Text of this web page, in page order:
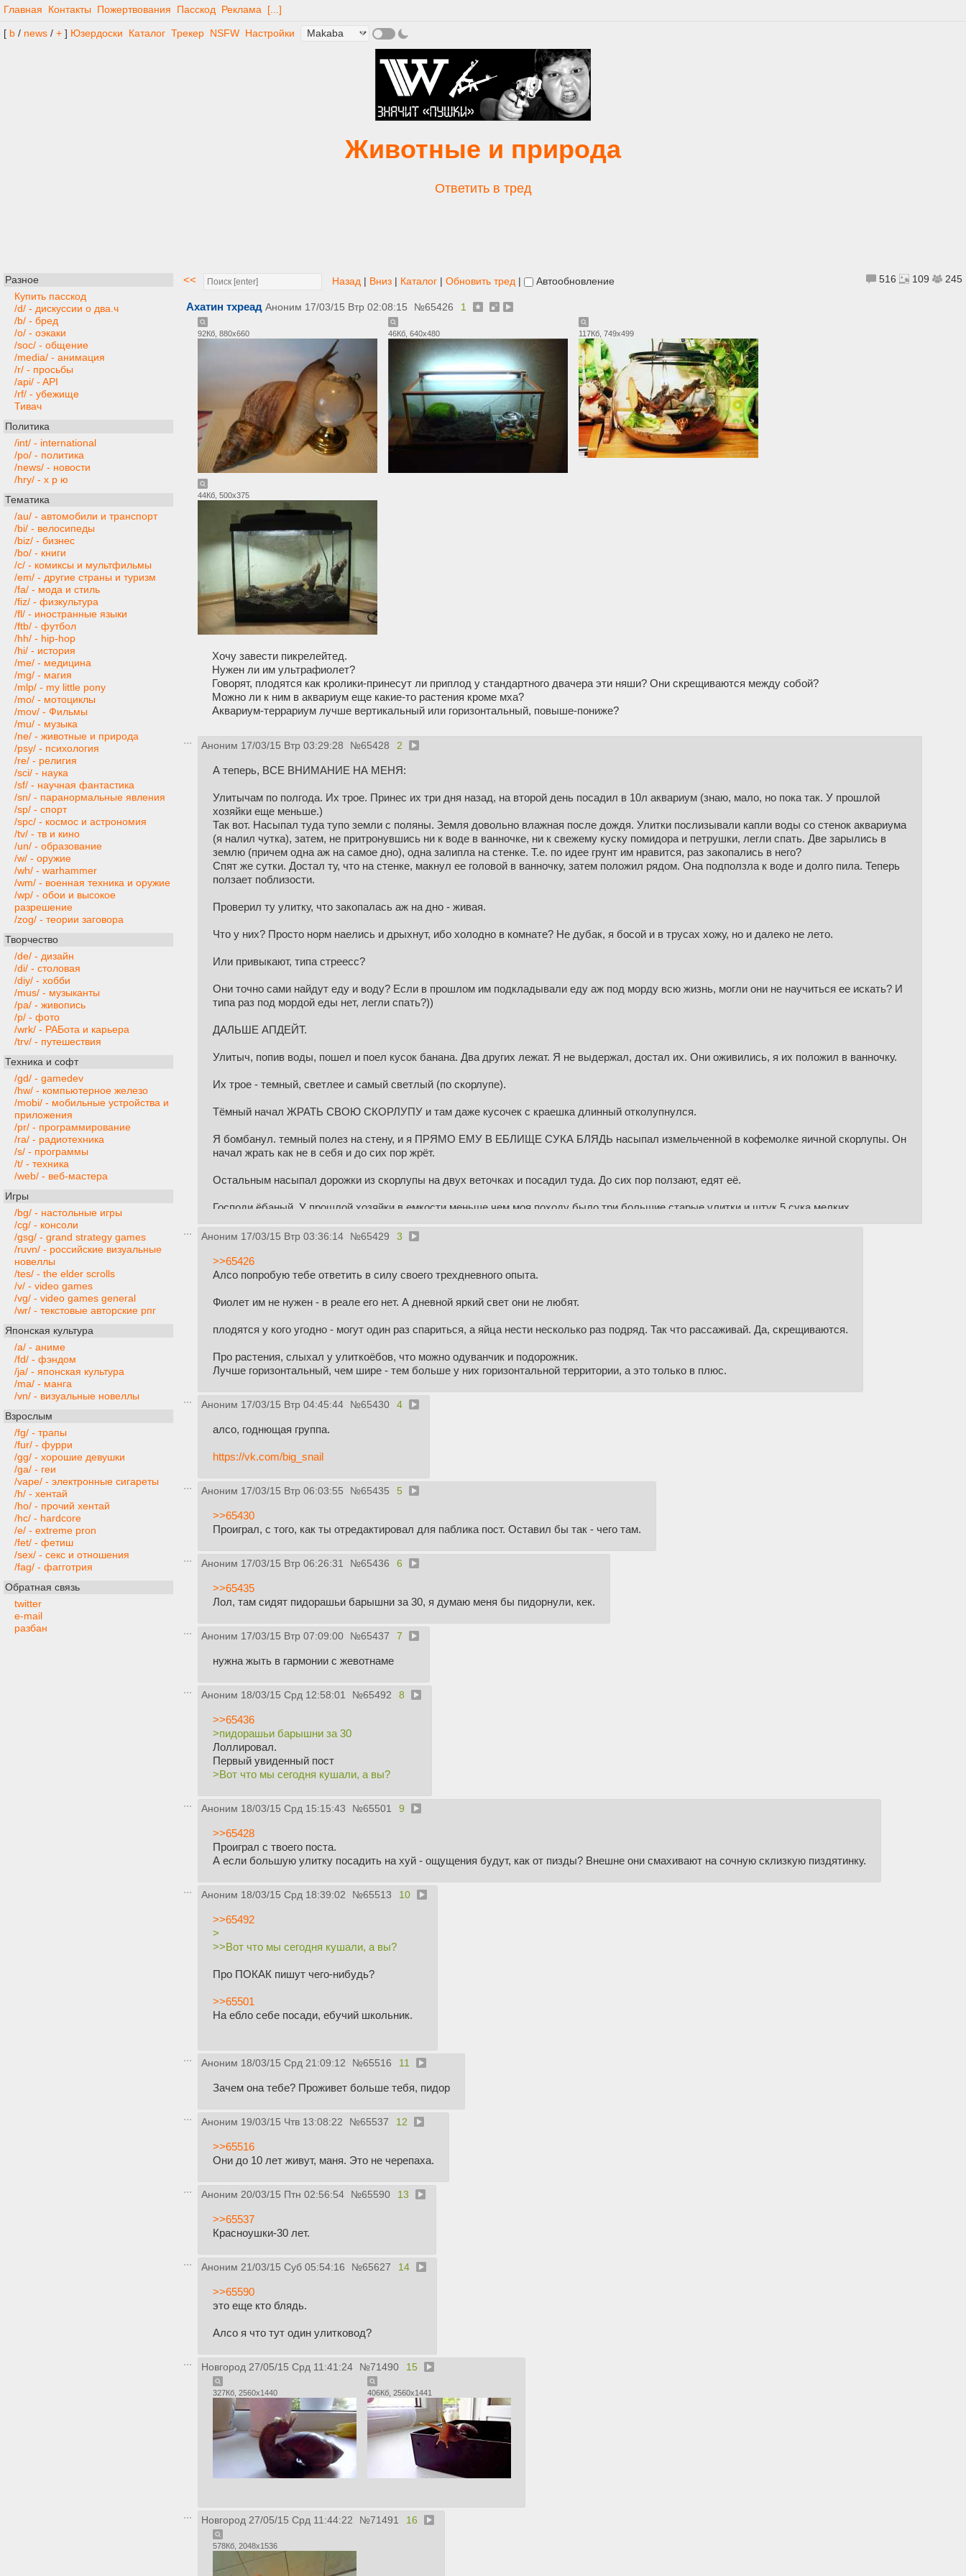
Главная Контакты Пожертвования Пасскод Реклама [...]
[ b / news / + ] Юзердоски Каталог Трекер NSFW Настройки
Животные и природа
Ответить в тред
Разное
Купить пасскод
/d/ - дискуссии о два.ч
/b/ - бред
/o/ - оэкаки
/soc/ - общение
/media/ - анимация
/r/ - просьбы
/api/ - API
/rf/ - убежище
Тивач
Политика
/int/ - international
/po/ - политика
/news/ - новости
/hry/ - х р ю
Тематика
/au/ - автомобили и транспорт
/bi/ - велосипеды
/biz/ - бизнес
/bo/ - книги
/c/ - комиксы и мультфильмы
/em/ - другие страны и туризм
/fa/ - мода и стиль
/fiz/ - физкультура
/fl/ - иностранные языки
/ftb/ - футбол
/hh/ - hip-hop
/hi/ - история
/me/ - медицина
/mg/ - магия
/mlp/ - my little pony
/mo/ - мотоциклы
/mov/ - Фильмы
/mu/ - музыка
/ne/ - животные и природа
/psy/ - психология
/re/ - религия
/sci/ - наука
/sf/ - научная фантастика
/sn/ - паранормальные явления
/sp/ - спорт
/spc/ - космос и астрономия
/tv/ - тв и кино
/un/ - образование
/w/ - оружие
/wh/ - warhammer
/wm/ - военная техника и оружие
/wp/ - обои и высокое
разрешение
/zog/ - теории заговора
Творчество
/de/ - дизайн
/di/ - столовая
/diy/ - хобби
/mus/ - музыканты
/pa/ - живопись
/p/ - фото
/wrk/ - РАБота и карьера
/trv/ - путешествия
Техника и софт
/gd/ - gamedev
/hw/ - компьютерное железо
/mobi/ - мобильные устройства и
приложения
/pr/ - программирование
/ra/ - радиотехника
/s/ - программы
/t/ - техника
/web/ - веб-мастера
Игры
/bg/ - настольные игры
/cg/ - консоли
/gsg/ - grand strategy games
/ruvn/ - российские визуальные
новеллы
/tes/ - the elder scrolls
/v/ - video games
/vg/ - video games general
/wr/ - текстовые авторские рпг
Японская культура
/a/ - аниме
/fd/ - фэндом
/ja/ - японская культура
/ma/ - манга
/vn/ - визуальные новеллы
Взрослым
/fg/ - трапы
/fur/ - фурри
/gg/ - хорошие девушки
/ga/ - геи
/vape/ - электронные сигареты
/h/ - хентай
/ho/ - прочий хентай
/hc/ - hardcore
/e/ - extreme pron
/fet/ - фетиш
/sex/ - секс и отношения
/fag/ - фагготрия
Обратная связь
twitter
e-mail
разбан
<< Назад Вниз Каталог Обновить тред Автообновление 516 109 245
Ахатин тхреад Аноним 17/03/15 Втр 02:08:15 №65426 1
92Кб, 880x660 46Кб, 640x480 117Кб, 749x499
44Кб, 500x375
Хочу завести пикрелейтед.
Нужен ли им ультрафиолет?
Говорят, плодятся как кролики-принесут ли приплод у стандартного двачера эти няши? Они скрещиваются между собой?
Можно ли к ним в аквариум еще какие-то растения кроме мха?
Аквариум-террариум лучше вертикальный или горизонтальный, повыше-пониже?
Аноним 17/03/15 Втр 03:29:28 №65428 2
А теперь, ВСЕ ВНИМАНИЕ НА МЕНЯ:
Улитычам по полгода. Их трое. Принес их три дня назад, на второй день посадил в 10л аквариум (знаю, мало, но пока так. У прошлой
хозяйки еще меньше.)
Так вот. Насыпал туда тупо земли с поляны. Земля довольно влажная после дождя. Улитки послизывали капли воды со стенок аквариума
(я налил чутка), затем, не притронувшись ни к воде в ванночке, ни к свежему куску помидора и петрушки, легли спать. Две зарылись в
землю (причем одна аж на самое дно), одна залипла на стенке. Т.е. по идее грунт им нравится, раз закопались в него?
Спят же сутки. Достал ту, что на стенке, макнул ее головой в ванночку, затем положил рядом. Она подползла к воде и долго пила. Теперь
ползает поблизости.
Проверил ту улитку, что закопалась аж на дно - живая.
Что у них? Просто норм наелись и дрыхнут, ибо холодно в комнате? Не дубак, я босой и в трусах хожу, но и далеко не лето.
Или привыкают, типа стреесс?
Они точно сами найдут еду и воду? Если в прошлом им подкладывали еду аж под морду всю жизнь, могли они не научиться ее искать? И
типа раз под мордой еды нет, легли спать?))
ДАЛЬШЕ АПДЕЙТ.
Улитыч, попив воды, пошел и поел кусок банана. Два других лежат. Я не выдержал, достал их. Они оживились, я их положил в ванночку.
Их трое - темный, светлее и самый светлый (по скорлупе).
Тёмный начал ЖРАТЬ СВОЮ СКОРЛУПУ и там даже кусочек с краешка длинный отколупнулся.
Я бомбанул. темный полез на стену, и я ПРЯМО ЕМУ В ЕБЛИЩЕ СУКА БЛЯДЬ насыпал измельченной в кофемолке яичной скорлупы. Он
начал жрать как не в себя и до сих пор жрёт.
Остальным насыпал дорожки из скорлупы на двух веточках и посадил туда. До сих пор ползают, едят её.
Господи ёбаный. У прошлой хозяйки в емкости меньше чем моя походу было три большие старые улитки и штук 5 сука мелких.
Алсо, в 6 месяцев мои слишком мелкие из-за этого походу - не растут, еби их в рот.
Пиздец. Бедные зерги. Ёбаный господь, у меня хелицеры кислотой облились, когда я увидел, как он ест сам себя. Блядь. Блядь.
Аноним 17/03/15 Втр 03:36:14 №65429 3
>>65426
Алсо попробую тебе ответить в силу своего трехдневного опыта.
Фиолет им не нужен - в реале его нет. А дневной яркий свет они не любят.
плодятся у кого угодно - могут один раз спариться, а яйца нести несколько раз подряд. Так что рассаживай. Да, скрещиваются.
Про растения, слыхал у улиткоёбов, что можно одуванчик и подорожник.
Лучше горизонтальный, чем шире - тем больше у них горизонтальной территории, а это только в плюс.
Аноним 17/03/15 Втр 04:45:44 №65430 4
алсо, годнющая группа.
https://vk.com/big_snail
Аноним 17/03/15 Втр 06:03:55 №65435 5
>>65430
Проиграл, с того, как ты отредактировал для паблика пост. Оставил бы так - чего там.
Аноним 17/03/15 Втр 06:26:31 №65436 6
>>65435
Лол, там сидят пидорашьи барышни за 30, я думаю меня бы пидорнули, кек.
Аноним 17/03/15 Втр 07:09:00 №65437 7
нужна жыть в гармонии с жевотнаме
Аноним 18/03/15 Срд 12:58:01 №65492 8
>>65436
>пидорашьи барышни за 30
Лоллировал.
Первый увиденный пост
>Вот что мы сегодня кушали, а вы?
Аноним 18/03/15 Срд 15:15:43 №65501 9
>>65428
Проиграл с твоего поста.
А если большую улитку посадить на хуй - ощущения будут, как от пизды? Внешне они смахивают на сочную склизкую пиздятинку.
Аноним 18/03/15 Срд 18:39:02 №65513 10
>>65492
>
>>Вот что мы сегодня кушали, а вы?
Про ПОКАК пишут чего-нибудь?
>>65501
На ебло себе посади, ебучий школьник.
Аноним 18/03/15 Срд 21:09:12 №65516 11
Зачем она тебе? Проживет больше тебя, пидор
Аноним 19/03/15 Чтв 13:08:22 №65537 12
>>65516
Они до 10 лет живут, маня. Это не черепаха.
Аноним 20/03/15 Птн 02:56:54 №65590 13
>>65537
Красноушки-30 лет.
Аноним 21/03/15 Суб 05:54:16 №65627 14
>>65590
это еще кто блядь.
Алсо я что тут один улитковод?
Новгород 27/05/15 Срд 11:41:24 №71490 15
327Кб, 2560x1440 406Кб, 2560x1441
Новгород 27/05/15 Срд 11:44:22 №71491 16
578Кб, 2048x1536